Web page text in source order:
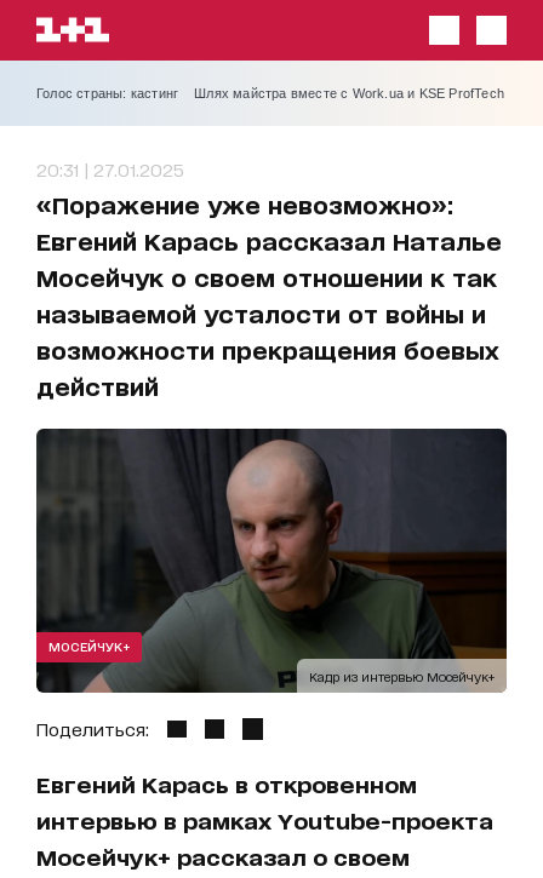
Голос страны: кастинг Шлях майстра вместе с Work.ua и KSE ProfTech
20:31 | 27.01.2025
«Поражение уже невозможно»:
Евгений Карась рассказал Наталье
Мосейчук о своем отношении к так
называемой усталости от войны и
возможности прекращения боевых
действий
Кадр из интервью Мосейчук+
МОСЕЙЧУК+
Поделиться:
Евгений Карась в откровенном
интервью в рамках Youtube-проекта
Мосейчук+ рассказал о своем